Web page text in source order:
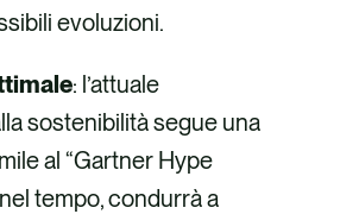
evoluzioni.
: l’attuale
sostenibilità segue una
al “Gartner Hype
tempo, condurrà a